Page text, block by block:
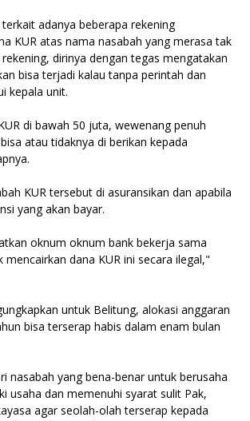
adanya beberapa rekening
KUR atas nama nasabah yang merasa tak
dirinya dengan tegas mengatakan
bisa terjadi kalau tanpa perintah dan
kepala unit.
di bawah 50 juta, wewenang penuh
atau tidaknya di berikan kepada
KUR tersebut di asuransikan dan apabila
yang akan bayar.
oknum oknum bank bekerja sama
mencairkan dana KUR ini secara ilegal,"
untuk Belitung, alokasi anggaran
bisa terserap habis dalam enam bulan
nasabah yang bena-benar untuk berusaha
usaha dan memenuhi syarat sulit Pak,
agar seolah-olah terserap kepada